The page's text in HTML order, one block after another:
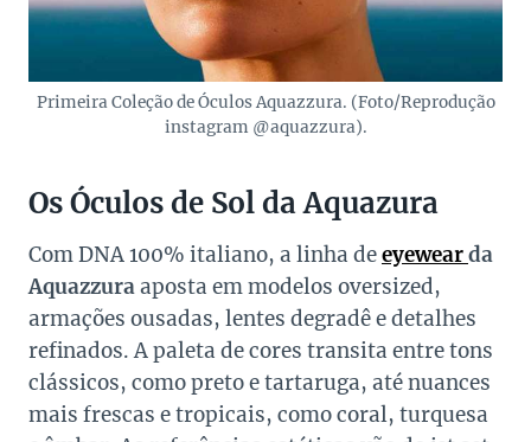
Primeira Coleção de Óculos Aquazzura. (Foto/Reprodução
instagram @aquazzura).
Os Óculos de Sol da Aquazura
Com DNA 100% italiano, a linha deeyewearda
Aquazzuraaposta em modelos oversized,
armações ousadas, lentes degradê e detalhes
refinados. A paleta de cores transita entre tons
clássicos, como preto e tartaruga, até nuances
mais frescas e tropicais, como coral, turquesa